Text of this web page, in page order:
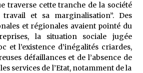
traverse cette tranche de la société
et sa marginalisation”. Des
et régionales avaient pointé du
la situation sociale jugée
et l’existence d’inégalités criardes,
défaillances et de l’absence de
services de l’Etat, notamment de la